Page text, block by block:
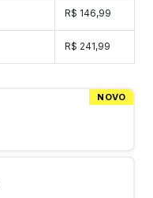
R$ 146,99
R$ 241,99
NOVO